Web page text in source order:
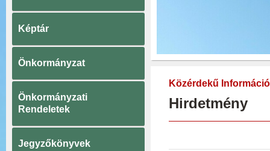
Képtár
Önkormányzat
Önkormányzati
Rendeletek
Jegyzőkönyvek
Közérdekű
Hirdetmény